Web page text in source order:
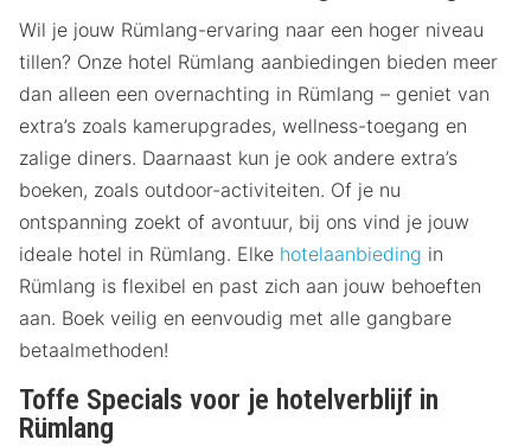
Wil je jouw Rümlang-ervaring naar een hoger niveau
tillen? Onze hotel Rümlang aanbiedingen bieden meer
dan alleen een overnachting in Rümlang – geniet van
extra’s zoals kamerupgrades, wellness-toegang en
zalige diners. Daarnaast kun je ook andere extra’s
boeken, zoals outdoor-activiteiten. Of je nu
ontspanning zoekt of avontuur, bij ons vind je jouw
ideale hotel in Rümlang. Elke hotelaanbieding in
Rümlang is flexibel en past zich aan jouw behoeften
aan. Boek veilig en eenvoudig met alle gangbare
betaalmethoden!
Toffe Specials voor je hotelverblijf in
Rümlang